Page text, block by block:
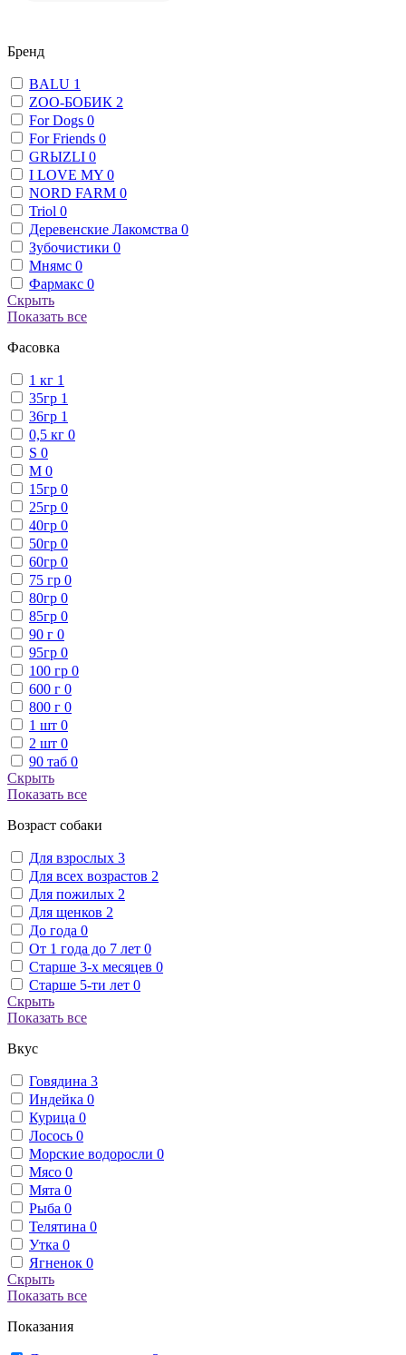
Бренд
BALU 1
ZОО-БОБИК 2
For Dogs 0
For Friends 0
GRЫZLI 0
I LOVE MY 0
NORD FARM 0
Triol 0
Деревенские Лакомства 0
Зубочистики 0
Мнямс 0
Фармакс 0
Скрыть
Показать все
Фасовка
1 кг 1
35гр 1
36гр 1
0,5 кг 0
S 0
М 0
15гр 0
25гр 0
40гр 0
50гр 0
60гр 0
75 гр 0
80гр 0
85гр 0
90 г 0
95гр 0
100 гр 0
600 г 0
800 г 0
1 шт 0
2 шт 0
90 таб 0
Скрыть
Показать все
Возраст собаки
Для взрослых 3
Для всех возрастов 2
Для пожилых 2
Для щенков 2
До года 0
От 1 года до 7 лет 0
Старше 3-х месяцев 0
Старше 5-ти лет 0
Скрыть
Показать все
Вкус
Говядина 3
Индейка 0
Курица 0
Лосось 0
Морские водоросли 0
Мясо 0
Мята 0
Рыба 0
Телятина 0
Утка 0
Ягненок 0
Скрыть
Показать все
Показания